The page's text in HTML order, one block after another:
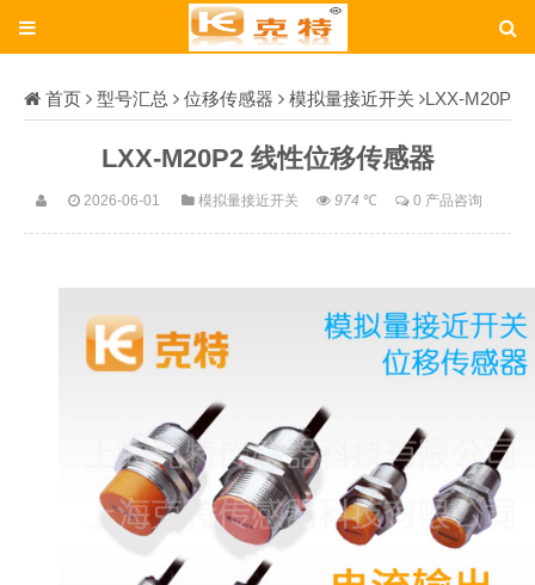
首页 型号汇总 位移传感器 模拟量接近开关 LXX-M20P
LXX-M20P2 线性位移传感器
2026-06-01 模拟量接近开关 974 ℃ 0 产品咨询